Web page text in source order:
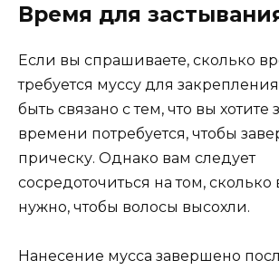
Время для
Если вы спрашиваете, сколько
требуется муссу для
быть связано с тем, что вы хотите
времени потребуется, чтобы
прическу. Однако вам следует
сосредоточиться на том,
нужно, чтобы волосы высохли.
Нанесение мусса завершено